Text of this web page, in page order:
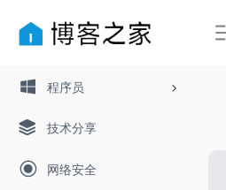
程序员
技术分享
网络安全